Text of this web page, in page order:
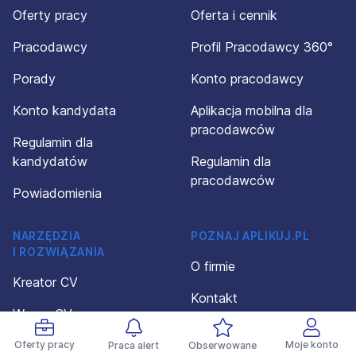
Oferty pracy Praca alert Obserwowane Moje konto
Oferty pracy
Pracodawcy
Porady
Konto kandydata
Regulamin dla
kandydatów
Powiadomienia
Oferta i cennik
Profil Pracodawcy 360°
Konto pracodawcy
Aplikacja mobilna dla
pracodawców
Regulamin dla
pracodawców
NARZĘDZIA
I ROZWIĄZANIA
Kreator CV
Wzory CV
Wzory dokumentów
POZNAJ APLIKUJ.PL
O firmie
Kontakt
Polityka prywatności